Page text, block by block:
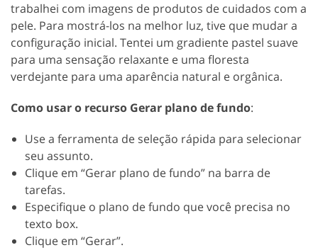
trabalhei com imagens de produtos de cuidados com a
pele. Para mostrá-los na melhor luz, tive que mudar a
configuração inicial. Tentei um gradiente pastel suave
para uma sensação relaxante e uma floresta
verdejante para uma aparência natural e orgânica.
Como usar o recurso Gerar plano de fundo:
Use a ferramenta de seleção rápida para selecionar
seu assunto.
Clique em “Gerar plano de fundo” na barra de
tarefas.
Especifique o plano de fundo que você precisa no
texto box.
Clique em “Gerar”.